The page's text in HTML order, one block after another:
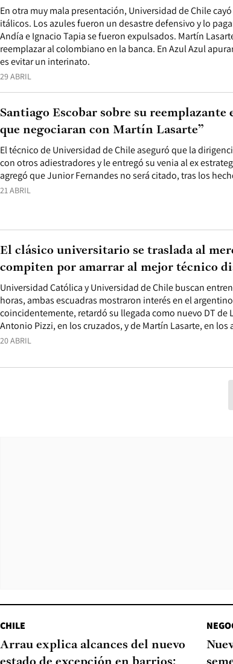
29 ABRIL
En otra muy mala presentación, Universidad de Chile
itálicos. Los azules fueron un desastre defensivo y lo
Andía e Ignacio Tapia se fueron expulsados. Martín
reemplazar al colombiano en la banca. En Azul Azul
es evitar un interinato.
21 ABRIL
El técnico de Universidad de Chile aseguró que la
con otros adiestradores y le entregó su venia al ex
agregó que Junior Fernandes no será citado, tras los
Santiago Escobar sobre su reemplazante
que negociaran con Martín Lasarte”
20 ABRIL
Universidad Católica y Universidad de Chile buscan
horas, ambas escuadras mostraron interés en el
coincidentemente, retardó su llegada como nuevo DT de
Antonio Pizzi, en los cruzados, y de Martín Lasarte, en los
El clásico universitario se traslada al
compiten por amarrar al mejor técnico
CHILE
Arrau explica alcances del nuevo